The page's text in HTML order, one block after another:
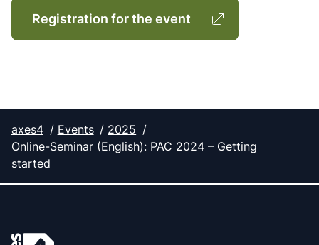
Registration for the event
axes4 Events
2025
Online-Seminar (English): PAC 2024 – Getting
started